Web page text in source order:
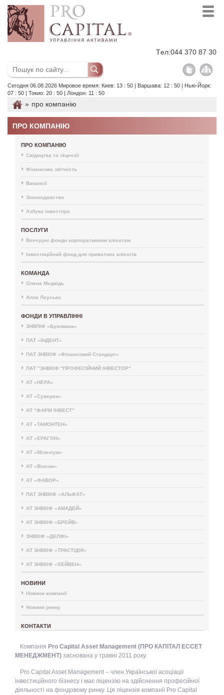
Tел:044 370 87 30
Сегодня 06.08.2026 Мировое время: Киев: 13 : 50 | Варшава: 12 : 50 | Нью-Йорк:
07 : 50 | Токио: 20 : 50 | Лондон: 11 : 50
» про компанію
ПРО КОМПАНІЮ
ПРО КОМПАНІЮ
Свідоцтва та ліцензії
Фінансова звітність
Вакансії
Законодавство
Азбука інвестора
ПОСЛУГИ
Венчурні фонди корпоративним клієнтам
Інвестиційний фонд для приватних клієнтів
КОМАНДА
Олена Медвідь
Алла Леуська
ФОНДИ В УПРАВЛІННІ
ЗНВПІФ «Буковина»
ПАТ «ІНДЕНТ»
ПАТ ЗНВКІФ «Фінансовий Стандарт»
ПАТ "ЗНВКІФ "ПРОФЕСІЙНИЙ ІНВЕСТОР"
АТ «НЕРА»
АТ «Суверен»
АТ "ФАРМ ІНВЕСТ"
АТ «ТАМОНТЕН»
АТ «ЕРАГОН»
АТ «Міленіум»
АТ «Вінсон»
АТ «ФАВОР»
ПАТ ЗНВКІФ «АЛЬФАТ»
АТ ЗНВКІФ «АМАДЕЙ»
АТ ЗНВКІФ «БРЕЙВ»
ЗНВКІФ «ДЕЛФІ»
АТ ЗНВКІФ «ТРАСТІДІЯ»
АТ ЗНВКІФ «ХЕЙВЕН»
НОВИНИ
Новини компанії
Новини ринку
КОНТАКТИ
Компанія Pro Capital Asset Management (ПРО КАПІТАЛ ЕССЕТ
МЕНЕДЖМЕНТ) заснована у травні 2011 року.
Pro Capital Asset Management – член Української асоціації
інвестиційного бізнесу і має ліцензію на здійснення професійної
діяльності на фондовому ринку. Ця ліцензія компанії Pro Capital